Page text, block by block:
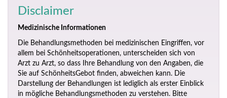
Disclaimer
Medizinische Informationen
Die Behandlungsmethoden bei medizinischen Eingriffen, vor
allem bei Schönheitsoperationen, unterscheiden sich von
Arzt zu Arzt, so dass Ihre Behandlung von den Angaben, die
Sie auf SchönheitsGebot finden, abweichen kann. Die
Darstellung der Behandlungen ist lediglich als erster Einblick
in mögliche Behandlungsmethoden zu verstehen. Bitte